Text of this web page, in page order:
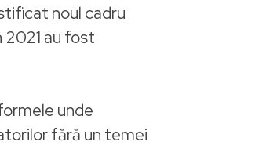
noul cadru
2021 au fost
unde
fără un temei